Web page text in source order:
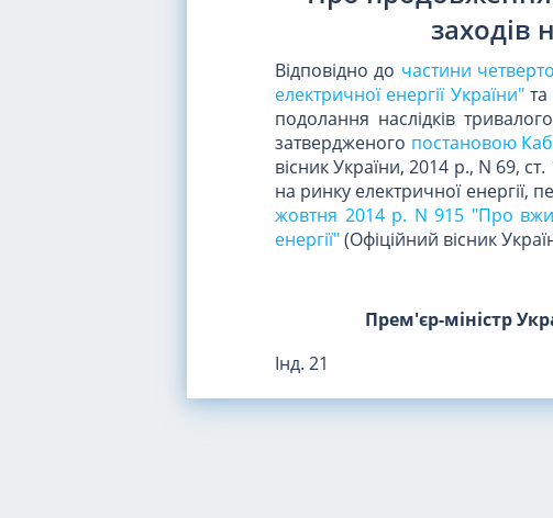
заходів
Відповідно до частини
електричної енергії України"та
подолання наслідків
затвердженого постановою
вісник України, 2014 р., N 69,
на ринку електричної енергії,
жовтня 2014 р. N 915 "Про
енергії"(Офіційний вісник
Прем'єр-міністр
Інд. 21